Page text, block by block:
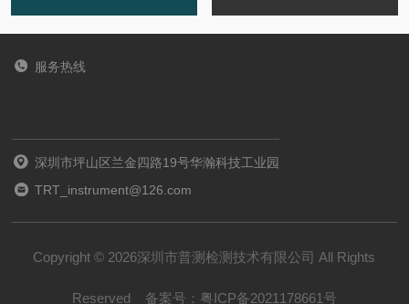
服务热线
深圳市坪山区兰金四路19号华瀚科技工业园
TRT_instrument@126.com
Copyright © 2026深圳市普测检测技术有限公司 All Rights
Reserved 备案号： 粤ICP备2021178661号